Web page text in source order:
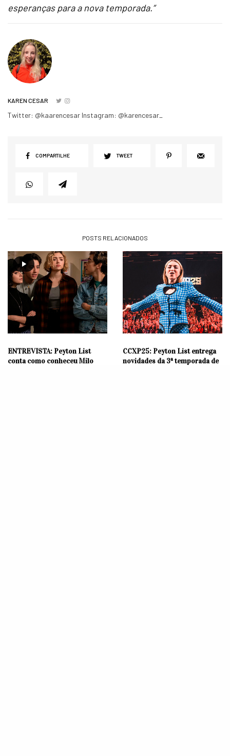
esperanças para a nova temporada.”
KAREN CESAR
Twitter: @kaarencesar Instagram: @karencesar_
COMPARTILHE TWEET
POSTS RELACIONADOS
ENTREVISTA: Peyton List
conta como conheceu Milo
CCXP25: Peyton List entrega
novidades da 3ª temporada de